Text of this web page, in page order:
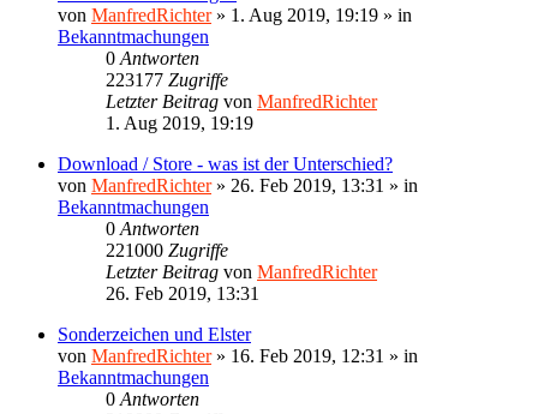
von ManfredRichter» 1. Aug 2019, 19:19 » in
Bekanntmachungen
0 Antworten
223177 Zugriffe
Letzter Beitrag von ManfredRichter
1. Aug 2019, 19:19
Download / Store - was ist der Unterschied?
von ManfredRichter» 26. Feb 2019, 13:31 » in
Bekanntmachungen
0 Antworten
221000 Zugriffe
Letzter Beitrag von ManfredRichter
26. Feb 2019, 13:31
Sonderzeichen und Elster
von ManfredRichter» 16. Feb 2019, 12:31 » in
Bekanntmachungen
0 Antworten